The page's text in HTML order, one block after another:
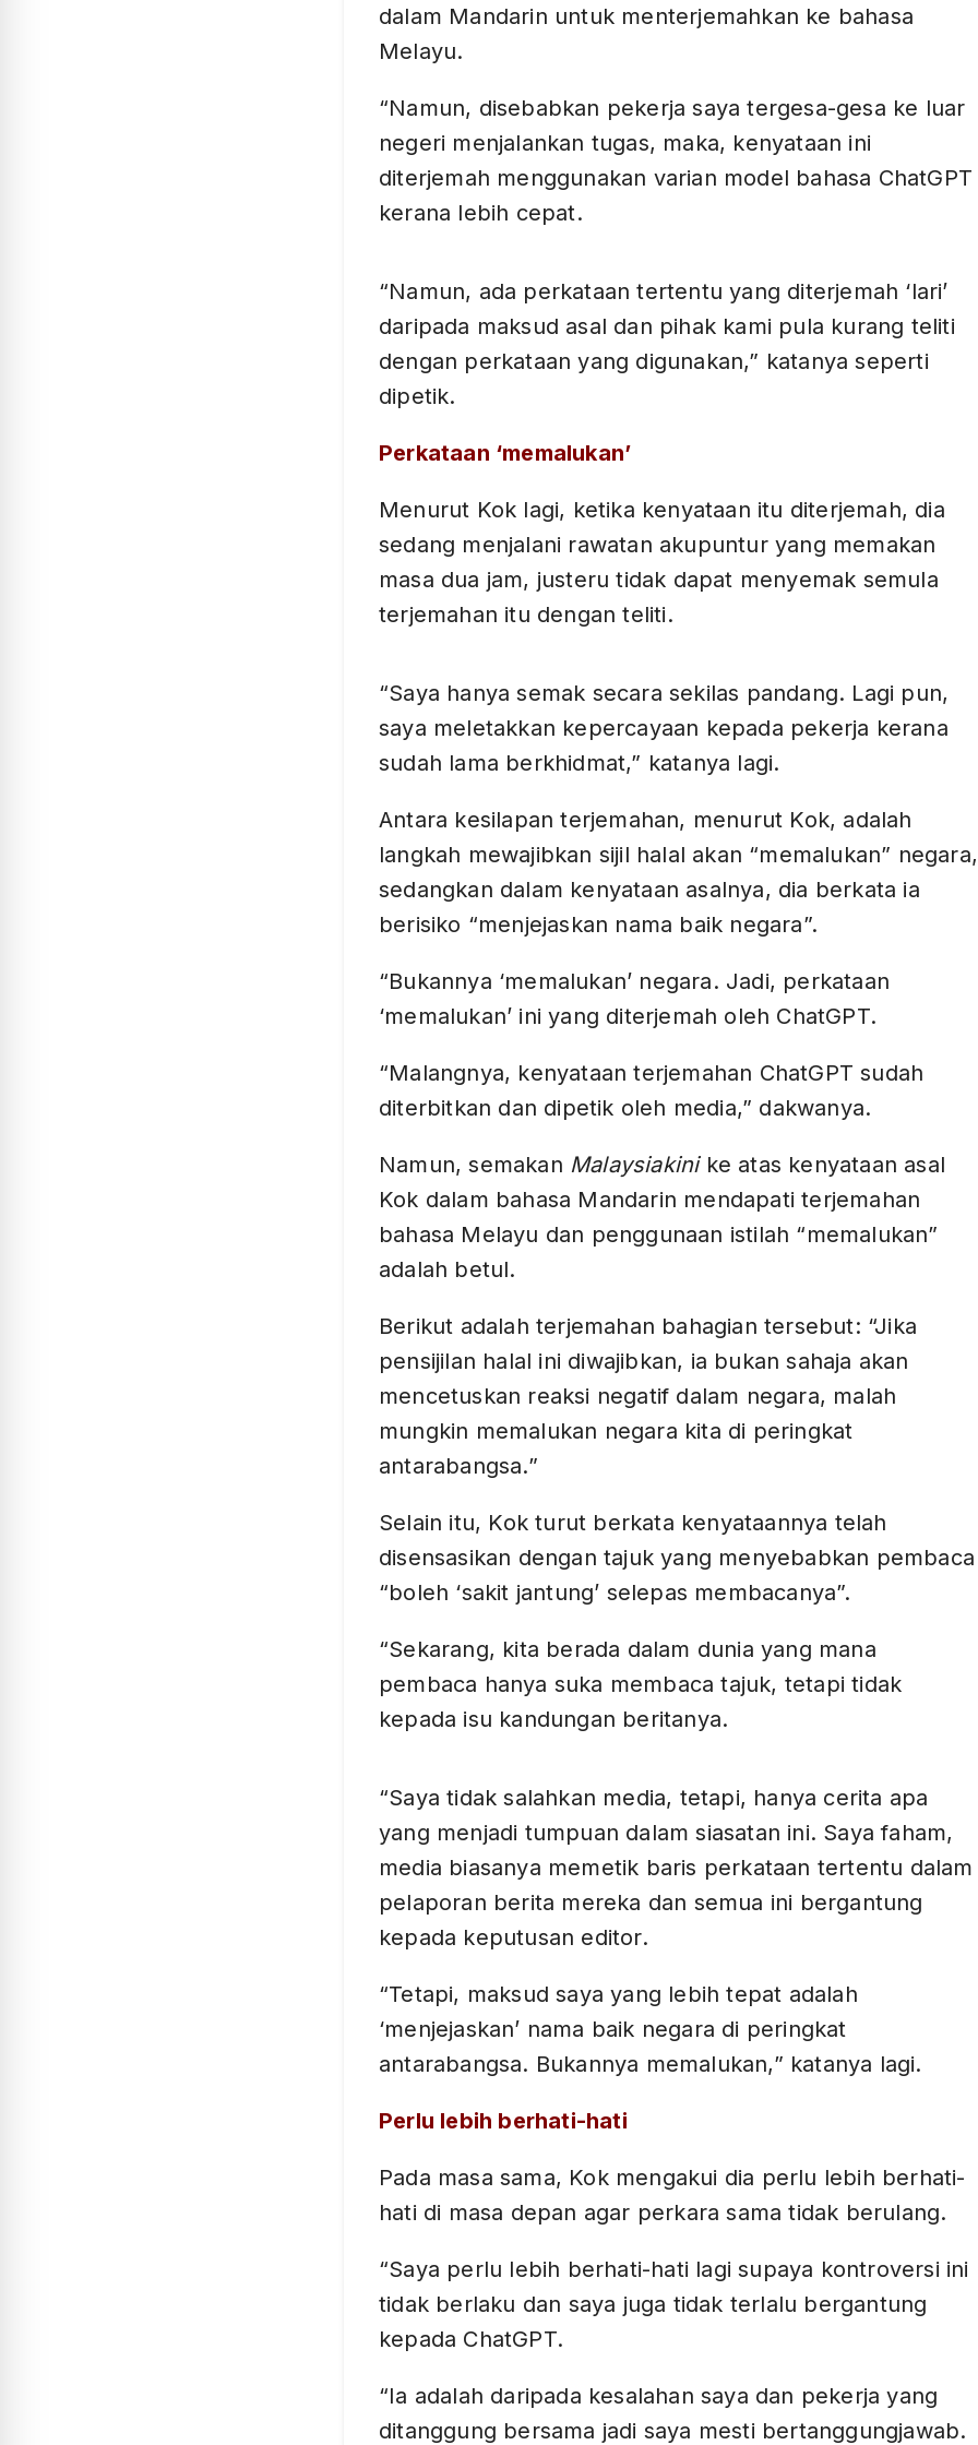
dalam Mandarin untuk menterjemahkan ke bahasa
Melayu.
“Namun, disebabkan pekerja saya tergesa-gesa ke luar
negeri menjalankan tugas, maka, kenyataan ini
diterjemah menggunakan varian model bahasa ChatGPT
kerana lebih cepat.
“Namun, ada perkataan tertentu yang diterjemah ‘lari’
daripada maksud asal dan pihak kami pula kurang teliti
dengan perkataan yang digunakan,” katanya seperti
dipetik.
Perkataan ‘memalukan’
Menurut Kok lagi, ketika kenyataan itu diterjemah, dia
sedang menjalani rawatan akupuntur yang memakan
masa dua jam, justeru tidak dapat menyemak semula
terjemahan itu dengan teliti.
“Saya hanya semak secara sekilas pandang. Lagi pun,
saya meletakkan kepercayaan kepada pekerja kerana
sudah lama berkhidmat,” katanya lagi.
Antara kesilapan terjemahan, menurut Kok, adalah
langkah mewajibkan sijil halal akan “memalukan” negara,
sedangkan dalam kenyataan asalnya, dia berkata ia
berisiko “menjejaskan nama baik negara”.
“Bukannya ‘memalukan’ negara. Jadi, perkataan
‘memalukan’ ini yang diterjemah oleh ChatGPT.
“Malangnya, kenyataan terjemahan ChatGPT sudah
diterbitkan dan dipetik oleh media,” dakwanya.
Namun, semakan Malaysiakinike atas kenyataan asal
Kok dalam bahasa Mandarin mendapati terjemahan
bahasa Melayu dan penggunaan istilah “memalukan”
adalah betul.
Berikut adalah terjemahan bahagian tersebut: “Jika
pensijilan halal ini diwajibkan, ia bukan sahaja akan
mencetuskan reaksi negatif dalam negara, malah
mungkin memalukan negara kita di peringkat
antarabangsa.”
Selain itu, Kok turut berkata kenyataannya telah
disensasikan dengan tajuk yang menyebabkan pembaca
“boleh ‘sakit jantung’ selepas membacanya”.
“Sekarang, kita berada dalam dunia yang mana
pembaca hanya suka membaca tajuk, tetapi tidak
kepada isu kandungan beritanya.
“Saya tidak salahkan media, tetapi, hanya cerita apa
yang menjadi tumpuan dalam siasatan ini. Saya faham,
media biasanya memetik baris perkataan tertentu dalam
pelaporan berita mereka dan semua ini bergantung
kepada keputusan editor.
“Tetapi, maksud saya yang lebih tepat adalah
‘menjejaskan’ nama baik negara di peringkat
antarabangsa. Bukannya memalukan,” katanya lagi.
Perlu lebih berhati-hati
Pada masa sama, Kok mengakui dia perlu lebih berhati-
hati di masa depan agar perkara sama tidak berulang.
“Saya perlu lebih berhati-hati lagi supaya kontroversi ini
tidak berlaku dan saya juga tidak terlalu bergantung
kepada ChatGPT.
“Ia adalah daripada kesalahan saya dan pekerja yang
ditanggung bersama jadi saya mesti bertanggungjawab.